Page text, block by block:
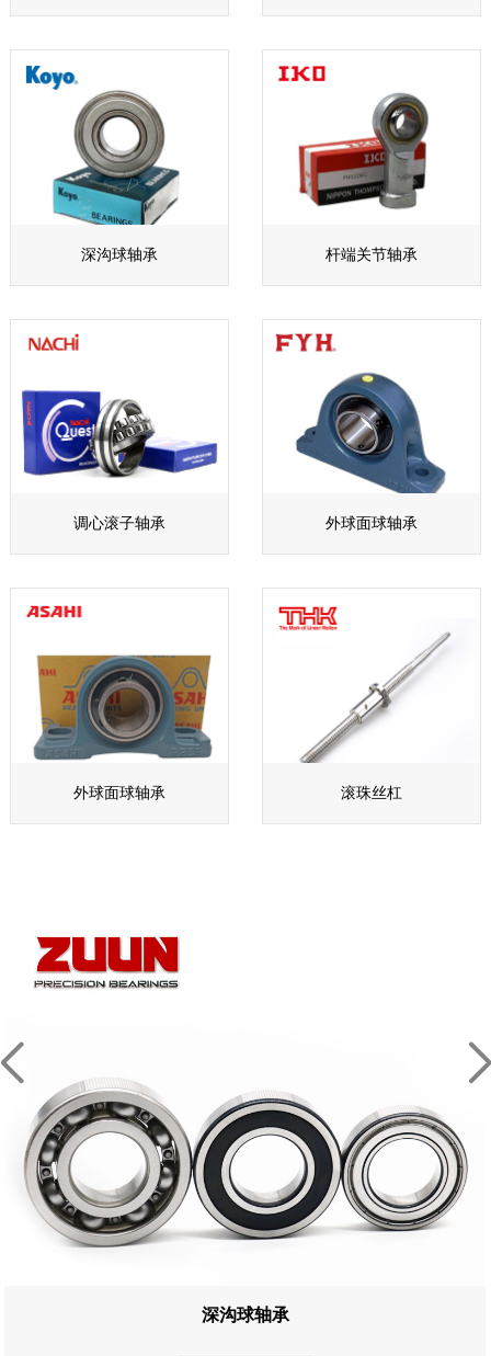
深沟球轴承 杆端关节轴承
调心滚子轴承 外球面球轴承
外球面球轴承 滚珠丝杠
深沟球轴承